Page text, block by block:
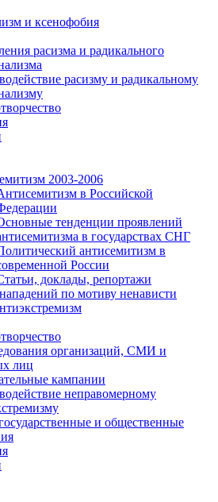
и ксенофобия
расизма и радикального
расизму и радикальному
2003-2006
в Российской
тенденции проявлений
в государствах СНГ
антисемитизм в
России
доклады, репортажи
по мотиву ненависти
организаций, СМИ и
лиц
кампании
неправомерному
и общественные